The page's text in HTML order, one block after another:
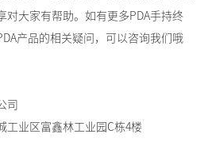
对大家有帮助。如有更多PDA手持终
产品的相关疑问，可以咨询我们哦
司
工业区富鑫林工业园C栋4楼